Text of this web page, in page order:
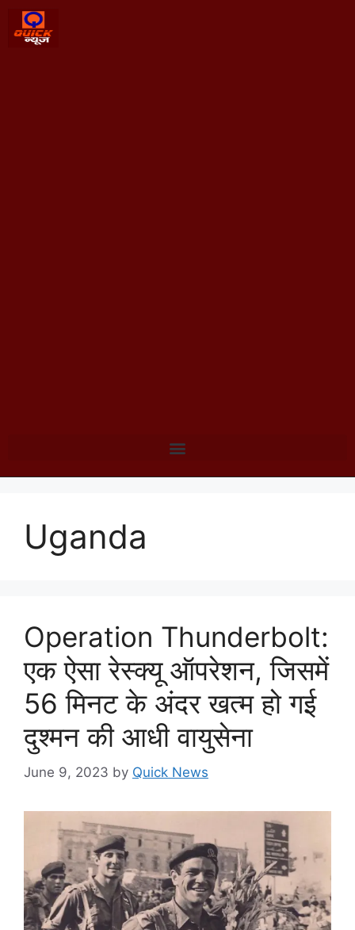
Uganda
Operation Thunderbolt:
एक ऐसा रेस्क्यू ऑपरेशन, जिसमें
56 मिनट के अंदर खत्म हो गई
दुश्मन की आधी वायुसेना
June 9, 2023 by Quick News